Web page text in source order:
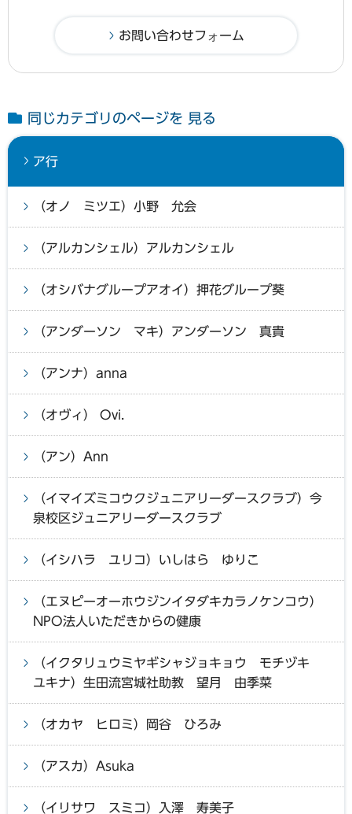
同じカテゴリのページを 見る
ア行
（オノ ミツエ）小野 允会
（アルカンシェル）アルカンシェル
（オシバナグループアオイ）押花グループ葵
（アンダーソン マキ）アンダーソン 真貴
（アンナ）anna
（オヴィ） Ovi.
（アン）Ann
（イマイズミコウクジュニアリーダースクラブ）今
泉校区ジュニアリーダースクラブ
（イシハラ ユリコ）いしはら ゆりこ
（エヌピーオーホウジンイタダキカラノケンコウ）
NPO法人いただきからの健康
（イクタリュウミヤギシャジョキョウ モチヅキ
ユキナ）生田流宮城社助教 望月 由季菜
（オカヤ ヒロミ）岡谷 ひろみ
（アスカ）Asuka
（イリサワ スミコ）入澤 寿美子